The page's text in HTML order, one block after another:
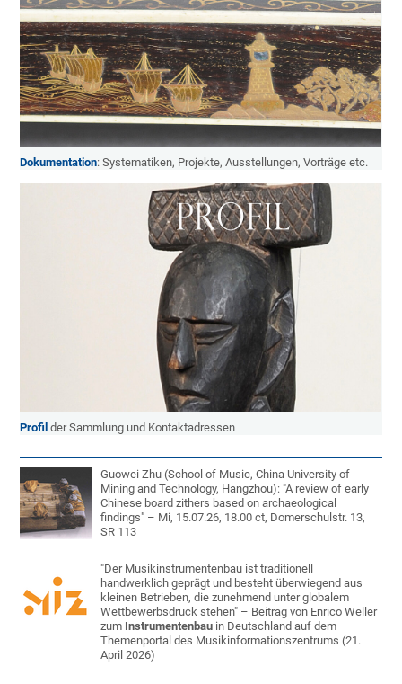
Dokumentation: Systematiken, Projekte, Ausstellungen, Vorträge etc.
Profil der Sammlung und Kontaktadressen
Guowei Zhu (School of Music, China University of
Mining and Technology, Hangzhou): "A review of early
Chinese board zithers based on archaeological
findings" – Mi, 15.07.26, 18.00 ct, Domerschulstr. 13,
SR 113
"Der Musikinstrumentenbau ist traditionell
handwerklich geprägt und besteht überwiegend aus
kleinen Betrieben, die zunehmend unter globalem
Wettbewerbsdruck stehen" – Beitrag von Enrico Weller
zum Instrumentenbau in Deutschland auf dem
Themenportal des Musikinformationszentrums (21.
April 2026)